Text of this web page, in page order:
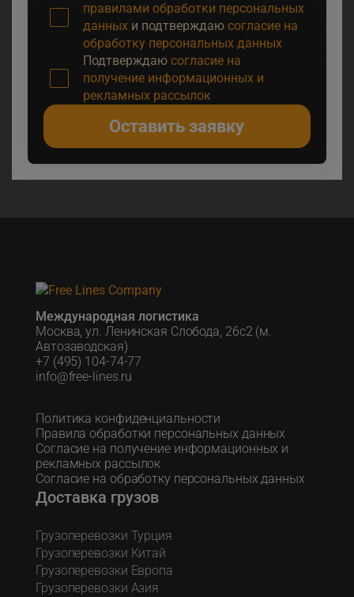
правилами обработки персональных
данныхи подтверждаю согласие на
обработку персональных данных
Подтверждаю согласие на
получение информационных и
рекламных рассылок
Оставить заявку
Международная логистика
Москва, ул. Ленинская Слобода, 26с2 (м.
Автозаводская)
+7 (495) 104-74-77
info@free-lines.ru
Политика конфиденциальности
Правила обработки персональных данных
Согласие на получение информационных и
рекламных рассылок
Согласие на обработку персональных данных
Доставка грузов
Грузоперевозки Турция
Грузоперевозки Китай
Грузоперевозки Европа
Грузоперевозки Азия